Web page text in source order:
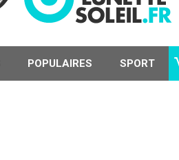
POPULAIRES SPORT